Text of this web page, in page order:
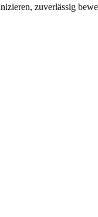
zuverlässig